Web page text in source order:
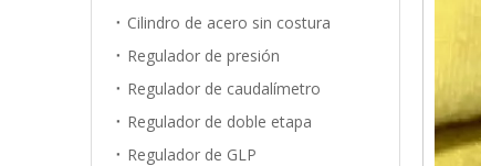
Cilindro de acero sin costura
Regulador de presión
Regulador de caudalímetro
Regulador de doble etapa
Regulador de GLP